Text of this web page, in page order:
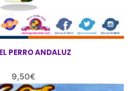
PERRO ANDALUZ
9,50€